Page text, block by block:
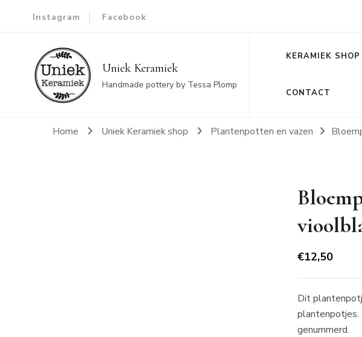
Instagram Facebook
Uniek Keramiek
Handmade pottery by Tessa Plomp
KERAMIEK SHOP
CONTACT
Home Uniek Keramiek shop Plantenpotten en vazen
€12,50
Dit
plantenpotjes.
genummerd.